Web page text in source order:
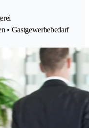
• Gastgewerbebedarf